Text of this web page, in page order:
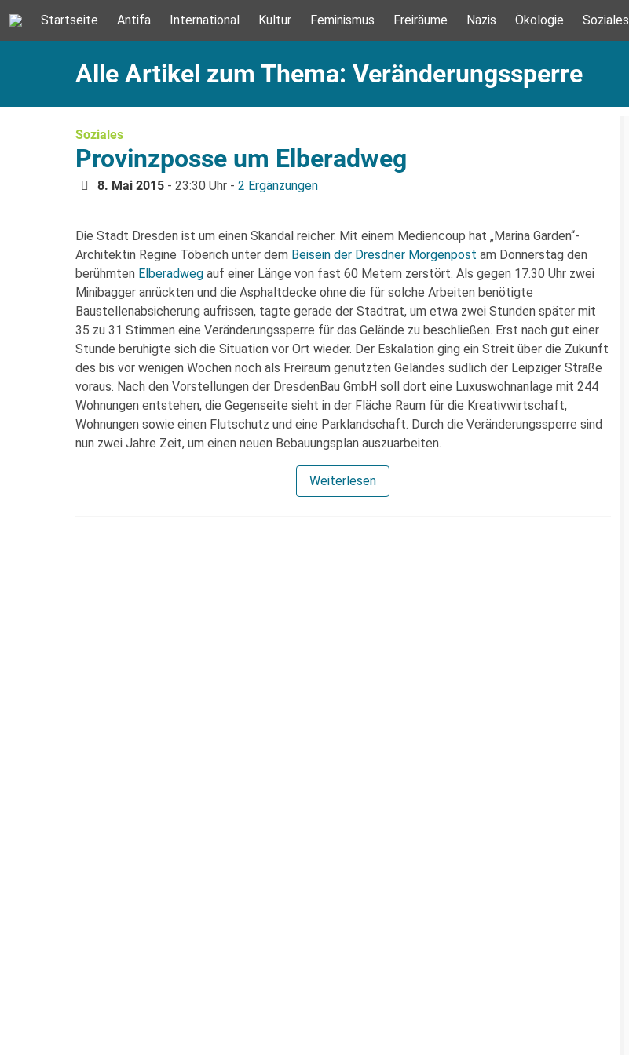
Startseite Antifa International Kultur Feminismus Freiräume Nazis Ökologie Soziales
Alle Artikel zum Thema: Veränderungssperre
Soziales
Provinzposse um Elberadweg
8. Mai 2015 - 23:30 Uhr - 2 Ergänzungen
Die Stadt Dresden ist um einen Skandal reicher. Mit einem Mediencoup hat „Marina Garden“-
Architektin Regine Töberich unter dem Beisein der Dresdner Morgenpost am Donnerstag den
berühmten Elberadweg auf einer Länge von fast 60 Metern zerstört. Als gegen 17.30 Uhr zwei
Minibagger anrückten und die Asphaltdecke ohne die für solche Arbeiten benötigte
Baustellenabsicherung aufrissen, tagte gerade der Stadtrat, um etwa zwei Stunden später mit
35 zu 31 Stimmen eine Veränderungssperre für das Gelände zu beschließen. Erst nach gut einer
Stunde beruhigte sich die Situation vor Ort wieder. Der Eskalation ging ein Streit über die Zukunft
des bis vor wenigen Wochen noch als Freiraum genutzten Geländes südlich der Leipziger Straße
voraus. Nach den Vorstellungen der DresdenBau GmbH soll dort eine Luxuswohnanlage mit 244
Wohnungen entstehen, die Gegenseite sieht in der Fläche Raum für die Kreativwirtschaft,
Wohnungen sowie einen Flutschutz und eine Parklandschaft. Durch die Veränderungssperre sind
nun zwei Jahre Zeit, um einen neuen Bebauungsplan auszuarbeiten.
Weiterlesen